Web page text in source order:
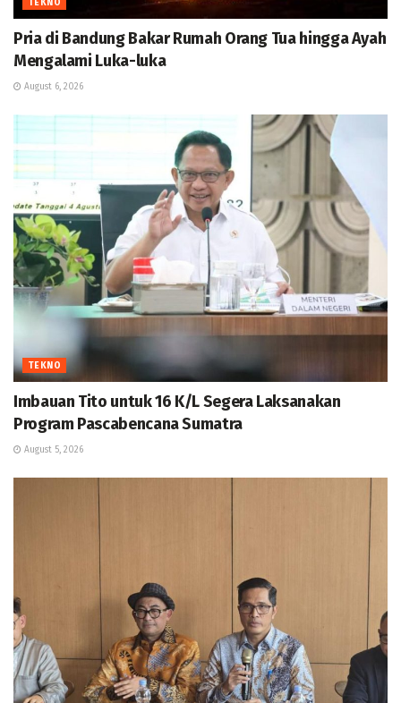
TEKNO
Pria di Bandung Bakar Rumah Orang Tua hingga Ayah
Mengalami Luka-luka
August 6, 2026
TEKNO
Imbauan Tito untuk 16 K/L Segera Laksanakan
Program Pascabencana Sumatra
August 5, 2026